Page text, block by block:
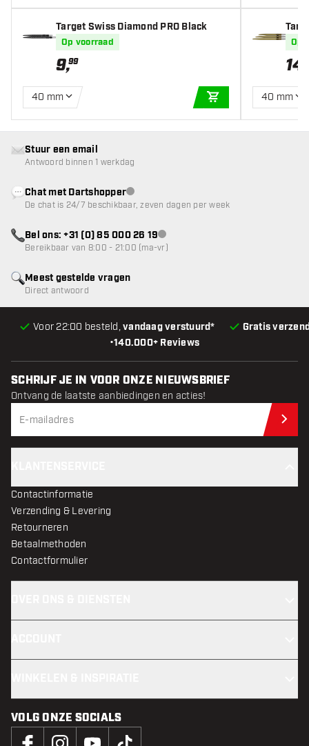
Target Swiss Diamond PRO Black
Op voorraad
9,99
40 mm
IN WINKELWAGEN
Op
14
40 mm
•140.000+ Reviews
Voor 22:00 besteld,vandaag verstuurd* Gratis
Meest gestelde vragen
Direct antwoord
Stuur een email
Antwoord binnen 1 werkdag
Chat met Dartshopperklantenservice niet beschikbaar
De chat is 24/7 beschikbaar, zeven dagen per week
Bel ons: +31 (0) 85 000 26 19klantenservice niet beschikbaar
Bereikbaar van 8:00 - 21:00 (ma-vr)
SCHRIJF JE IN VOOR ONZE NIEUWSBRIEF
Ontvang de laatste aanbiedingen en acties!
Contactinformatie
Verzending & Levering
Retourneren
Betaalmethoden
Contactformulier
VOLG ONZE SOCIALS